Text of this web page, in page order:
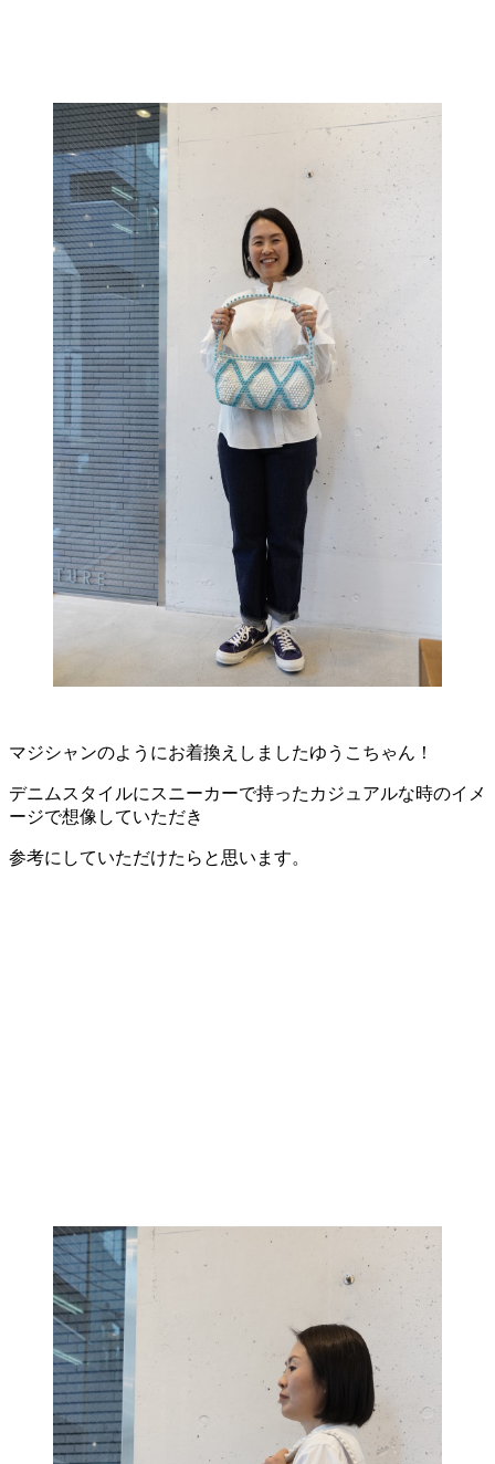
マジシャンのようにお着換えしましたゆうこちゃん！
デニムスタイルにスニーカーで持ったカジュアルな時のイメ
ージで想像していただき
参考にしていただけたらと思います。